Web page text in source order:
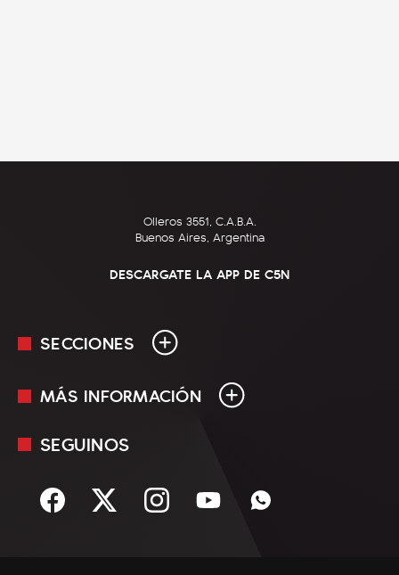
Olleros 3551, C.A.B.A.
Buenos Aires, Argentina
DESCARGATE LA APP DE C5N
SECCIONES
En Vivo
Sociedad
MÁS INFORMACIÓN
Mediakit
Términos y condiciones
SEGUINOS